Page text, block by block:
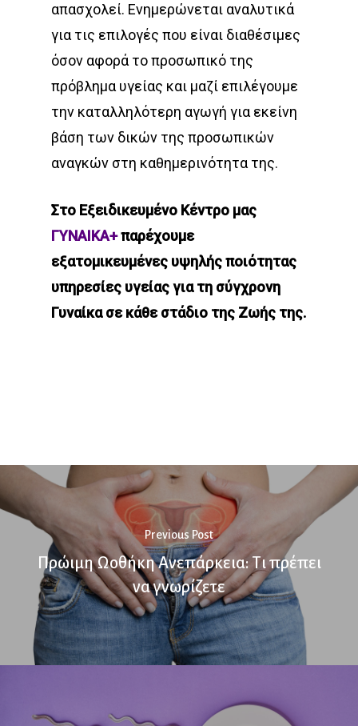
απασχολεί. Ενημερώνεται αναλυτικά
για τις επιλογές που είναι διαθέσιμες
όσον αφορά το προσωπικό της
πρόβλημα υγείας και μαζί επιλέγουμε
την καταλληλότερη αγωγή για εκείνη
βάση των δικών της προσωπικών
αναγκών στη καθημερινότητα της.
Στο Εξειδικευμένο Κέντρο μας
ΓΥΝΑΙΚΑ+παρέχουμε
εξατομικευμένες υψηλής ποιότητας
υπηρεσίες υγείας για τη σύγχρονη
Γυναίκα σε κάθε στάδιο της Ζωής της.
Previous Post
Πρώιμη Ωοθήκη Ανεπάρκεια: Τι πρέπει
να γνωρίζετε